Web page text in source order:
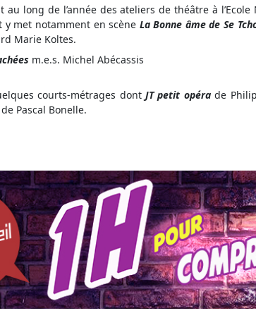
long de l’année des ateliers de théâtre à
y met notamment en scène La Bonne âme de Se
Marie Koltes.
m.e.s. Michel Abécassis
courts-métrages dont JT petit opérade
de Pascal Bonelle.